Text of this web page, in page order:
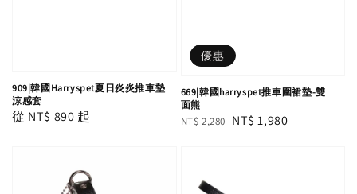
909|韓國Harryspet夏日炎炎推車墊
涼感套
Regular
從 NT$ 890 起
優惠
669|韓國harryspet推車圍裙墊-雙
面熊
Regular
NT$ 2,280 Sale
NT$ 1,980